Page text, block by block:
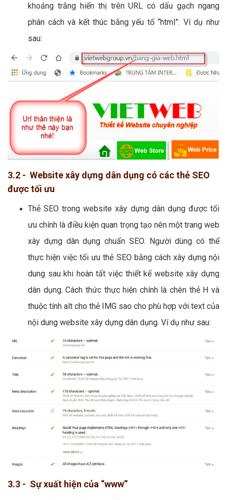
khoảng trắng hiển thị trên URL có dấu gạch ngang
phân cách và kết thúc bằng yếu tố “html”. Ví dụ như
sau:
3.2 - Website xây dựng dân dụng có các thẻ SEO
được tối ưu
Thẻ SEO trong website xây dựng dân dụng được tối
ưu chính là điều kiện quan trọng tạo nên một trang web
xây dựng dân dụng chuẩn SEO. Người dùng có thể
thực hiện việc tối ưu thẻ SEO bằng cách xây dựng nội
dung sau khi hoàn tất việc thiết kế website xây dựng
dân dụng. Cách thức thực hiện chính là chèn thẻ H và
thuộc tính alt cho thẻ IMG sao cho phù hợp với text của
nội dung website xây dựng dân dụng. Ví dụ như sau:
3.3 - Sự xuất hiện của “www”